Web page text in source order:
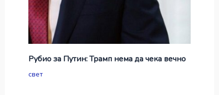
Рубио за Путин: Трамп нема да чека вечно
свет